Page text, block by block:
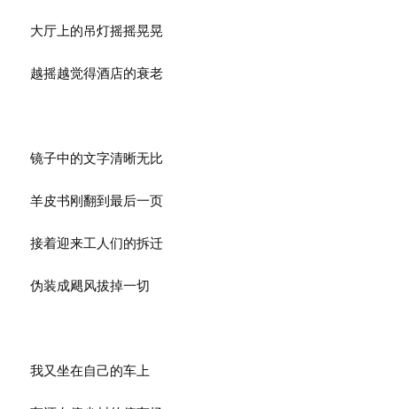
大厅上的吊灯摇摇晃晃
越摇越觉得酒店的衰老
镜子中的文字清晰无比
羊皮书刚翻到最后一页
接着迎来工人们的拆迁
伪装成飓风拔掉一切
我又坐在自己的车上